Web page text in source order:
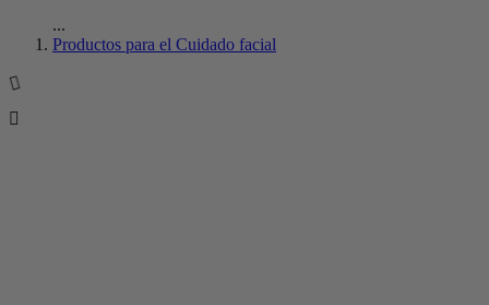
...
Productos para el Cuidado facial